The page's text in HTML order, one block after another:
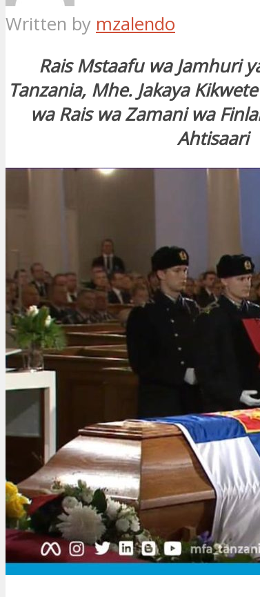
Written by mzalendo
Rais Mstaafu wa Jamhuri
Tanzania, Mhe. Jakaya
wa Rais wa Zamani wa
Ahtisaari